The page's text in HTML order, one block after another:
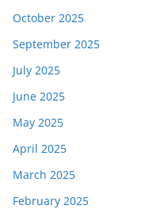
October 2025
September 2025
July 2025
June 2025
May 2025
April 2025
March 2025
February 2025